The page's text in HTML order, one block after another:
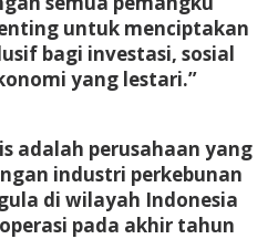
untuk menciptakan
bagi investasi, sosial
yang lestari.”
adalah perusahaan yang
industri perkebunan
di wilayah Indonesia
pada akhir tahun